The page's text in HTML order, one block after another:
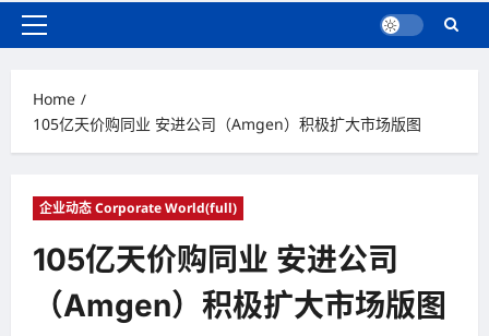
Primary
Home
105亿天价购同业 安进公司（Amgen）积极扩大市场版图
企业动态 Corporate World(full)
105亿天价购同业 安进公司
（Amgen）积极扩大市场版图